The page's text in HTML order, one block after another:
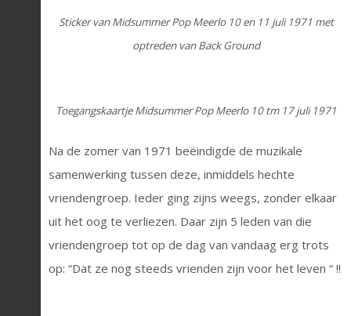
Sticker van Midsummer Pop Meerlo 10 en 11 juli 1971 met
optreden van Back Ground
Toegangskaartje Midsummer Pop Meerlo 10 tm 17 juli 1971
Na de zomer van 1971 beëindigde de muzikale
samenwerking tussen deze, inmiddels hechte
vriendengroep. Ieder ging zijns weegs, zonder elkaar
uit het oog te verliezen. Daar zijn 5 leden van die
vriendengroep tot op de dag van vandaag erg trots
op: “Dat ze nog steeds vrienden zijn voor het leven “ !!